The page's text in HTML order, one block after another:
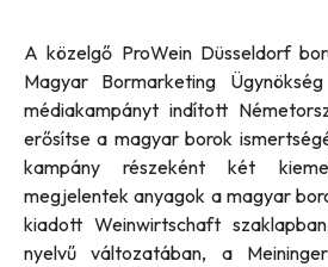
A közelgő ProWein Düsseldorf
Magyar Bormarketing
médiakampányt indított
erősítse a magyar borok
kampány részeként két
megjelentek anyagok a magyar
kiadott Weinwirtschaft
nyelvű változatában, a